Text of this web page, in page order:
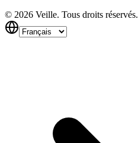
© 2026 Veille. Tous droits réservés.